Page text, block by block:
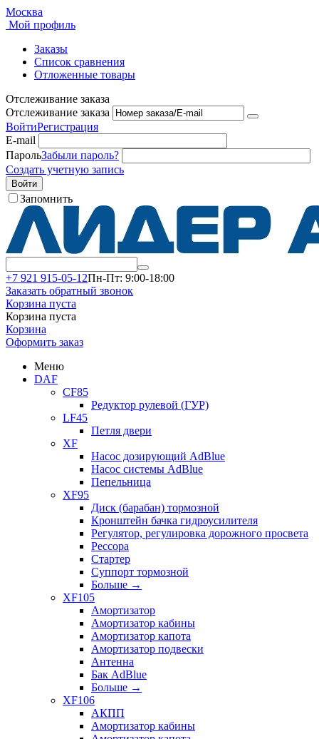
Москва
Мой профиль
Заказы
Список сравнения
Отложенные товары
Отслеживание заказа
Отслеживание заказа
ВойтиРегистрация
E-mail
ПарольЗабыли пароль?
Создать учетную запись
Войти
Запомнить
+7 921 915-05-12Пн-Пт: 9:00-18:00
Заказать обратный звонок
Корзина пуста
Корзина пуста
Корзина
Оформить заказ
Меню
DAF
CF85
Редуктор рулевой (ГУР)
LF45
Петля двери
XF
Насос дозирующий AdBlue
Насос системы AdBlue
Пепельница
XF95
Диск (барабан) тормозной
Кронштейн бачка гидроусилителя
Регулятор, регулировка дорожного просвета
Рессора
Стартер
Суппорт тормозной
Больше →
XF105
Амортизатор
Амортизатор кабины
Амортизатор капота
Амортизатор подвески
Антенна
Бак AdBlue
Больше →
XF106
АКПП
Амортизатор кабины